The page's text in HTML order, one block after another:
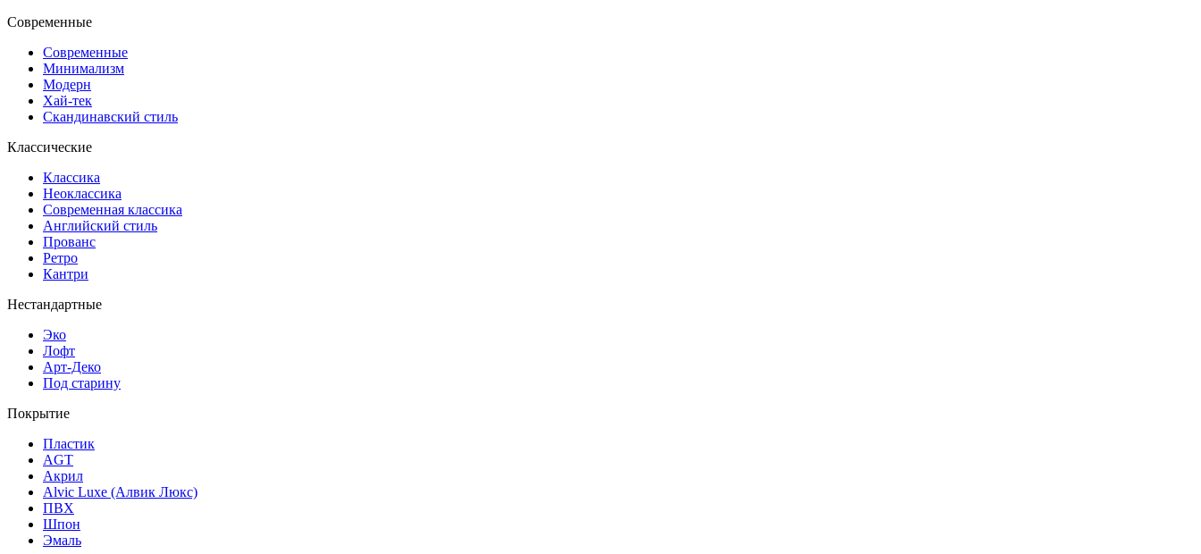
Современные
Современные
Минимализм
Модерн
Хай-тек
Скандинавский стиль
Классические
Классика
Неоклассика
Современная классика
Английский стиль
Прованс
Ретро
Кантри
Нестандартные
Эко
Лофт
Арт-Деко
Под старину
Покрытие
Пластик
AGT
Акрил
Alvic Luxe (Алвик Люкс)
ПВХ
Шпон
Эмаль